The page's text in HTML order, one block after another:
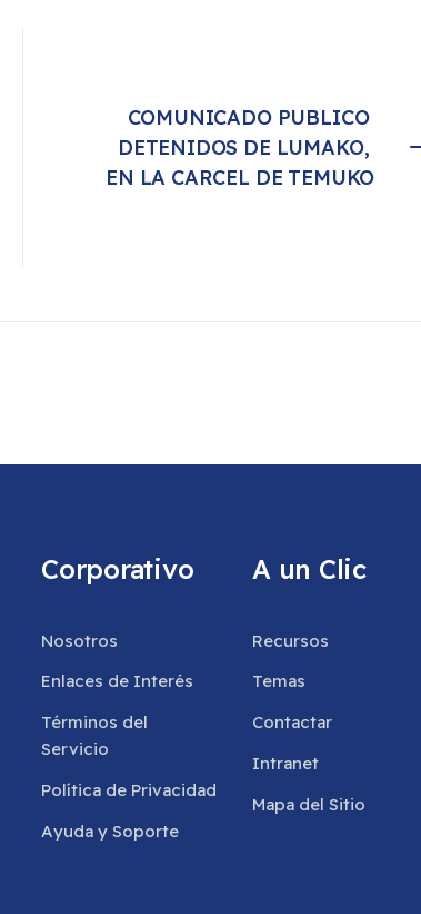
COMUNICADO PUBLICO
DETENIDOS DE LUMAKO,
EN LA CARCEL DE TEMUKO
Corporativo
Nosotros
Enlaces de Interés
Términos del
Servicio
Política de Privacidad
Ayuda y Soporte
A un Clic
Recursos
Temas
Contactar
Intranet
Mapa del Sitio